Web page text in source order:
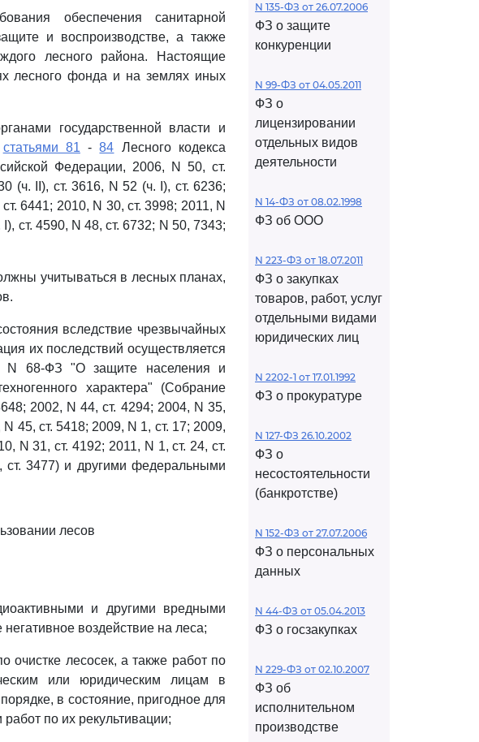
обеспечения санитарной
и воспроизводстве, а также
лесного района. Настоящие
лесного фонда и на землях иных
государственной власти и
статьями 81 -84 Лесного кодекса
Федерации, 2006, N 50, ст.
(ч. II), ст. 3616, N 52 (ч. I), ст. 6236;
6441; 2010, N 30, ст. 3998; 2011, N
ст. 4590, N 48, ст. 6732; N 50, 7343;
учитываться в лесных планах,
вследствие чрезвычайных
их последствий осуществляется
N 68-ФЗ "О защите населения и
характера" (Собрание
2002, N 44, ст. 4294; 2004, N 35,
45, ст. 5418; 2009, N 1, ст. 17; 2009,
N 31, ст. 4192; 2011, N 1, ст. 24, ст.
ст. 3477) и другими федеральными
лесов
и другими вредными
воздействие на леса;
лесосек, а также работ по
или юридическим лицам в
в состояние, пригодное для
по их рекультивации;
N 135-ФЗ от 26.07.2006
ФЗ о защите
конкуренции
N 99-ФЗ от 04.05.2011
ФЗ о
лицензировании
отдельных видов
деятельности
N 14-ФЗ от 08.02.1998
ФЗ об ООО
N 223-ФЗ от 18.07.2011
ФЗ о закупках
товаров, работ, услуг
отдельными видами
юридических лиц
N 2202-1 от 17.01.1992
ФЗ о прокуратуре
N 127-ФЗ 26.10.2002
ФЗ о
несостоятельности
(банкротстве)
N 152-ФЗ от 27.07.2006
ФЗ о персональных
данных
N 44-ФЗ от 05.04.2013
ФЗ о госзакупках
N 229-ФЗ от 02.10.2007
ФЗ об
исполнительном
производстве